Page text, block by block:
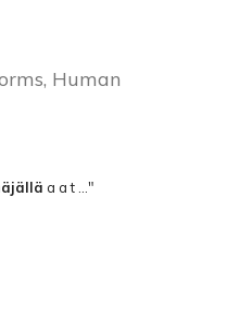
Human
a a t ..."